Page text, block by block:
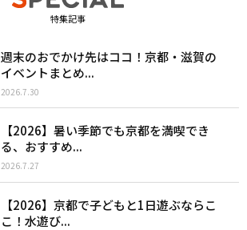
特集記事
週末のおでかけ先はココ！京都・滋賀の
イベントまとめ...
2026.7.30
【2026】暑い季節でも京都を満喫でき
る、おすすめ...
2026.7.27
【2026】京都で子どもと1日遊ぶならこ
こ！水遊び...